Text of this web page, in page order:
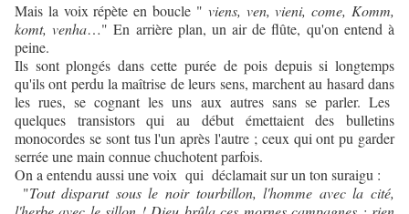
Mais la voix répète en boucle " viens, ven, vieni, come, Komm,
komt, venha…" En arrière plan, un air de flûte, qu'on entend à
peine.
Ils sont plongés dans cette purée de pois depuis si longtemps
qu'ils ont perdu la maîtrise de leurs sens, marchent au hasard dans
les rues, se cognant les uns aux autres sans se parler. Les
quelques transistors qui au début émettaient des bulletins
monocordes se sont tus l'un après l'autre ; ceux qui ont pu garder
serrée une main connue chuchotent parfois.
On a entendu aussi une voix qui déclamait sur un ton suraigu :
"Tout disparut sous le noir tourbillon, l'homme avec la cité,